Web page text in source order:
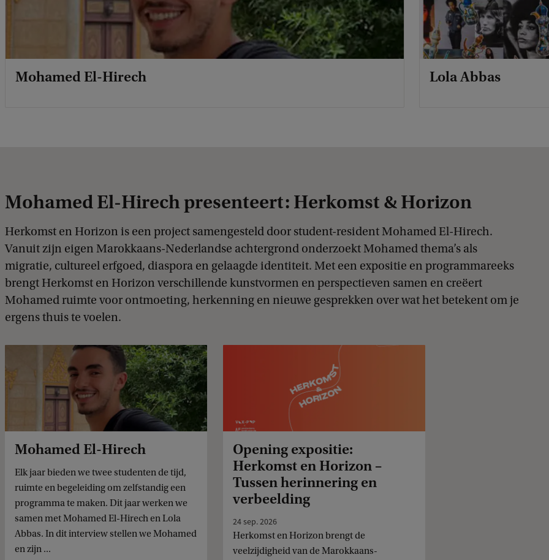
Mohamed El-Hirech Lola Abbas
Mohamed El-Hirech presenteert: Herkomst & Horizon
Herkomst en Horizon is een project samengesteld door student-resident Mohamed El-Hirech.
Vanuit zijn eigen Marokkaans-Nederlandse achtergrond onderzoekt Mohamed thema’s als
migratie, cultureel erfgoed, diaspora en gelaagde identiteit. Met een expositie en programmareeks
brengt Herkomst en Horizon verschillende kunstvormen en perspectieven samen en creëert
Mohamed ruimte voor ontmoeting, herkenning en nieuwe gesprekken over wat het betekent om je
ergens thuis te voelen.
Mohamed El-Hirech
Elk jaar bieden we twee studenten de tijd,
ruimte en begeleiding om zelfstandig een
programma te maken. Dit jaar werken we
samen met Mohamed El-Hirech en Lola
Abbas. In dit interview stellen we Mohamed
en zijn ...
Opening expositie:
Herkomst en Horizon –
Tussen herinnering en
verbeelding
24 sep. 2026
Herkomst en Horizon brengt de
veelzijdigheid van de Marokkaans-